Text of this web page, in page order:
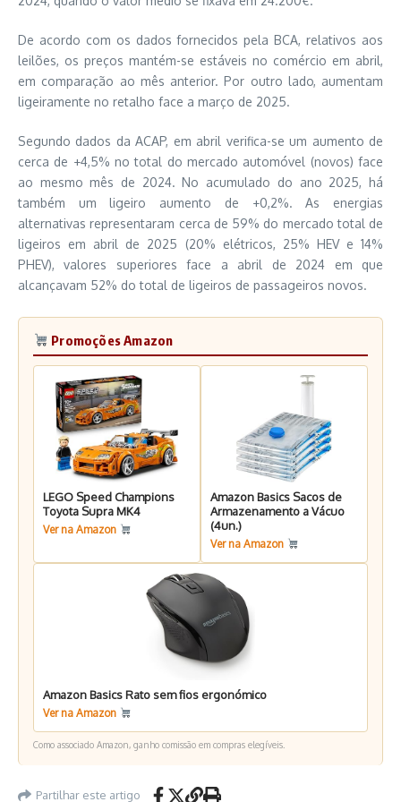
De acordo com os dados fornecidos pela BCA, relativos aos
leilões, os preços mantém-se estáveis no comércio em abril,
em comparação ao mês anterior. Por outro lado, aumentam
ligeiramente no retalho face a março de 2025.
Segundo dados da ACAP, em abril verifica-se um aumento de
cerca de +4,5% no total do mercado automóvel (novos) face
ao mesmo mês de 2024. No acumulado do ano 2025, há
também um ligeiro aumento de +0,2%. As energias
alternativas representaram cerca de 59% do mercado total de
ligeiros em abril de 2025 (20% elétricos, 25% HEV e 14%
PHEV), valores superiores face a abril de 2024 em que
alcançavam 52% do total de ligeiros de passageiros novos.
Promoções Amazon
LEGO Speed Champions
Toyota Supra MK4
Ver na Amazon
Amazon Basics Sacos de
Armazenamento a Vácuo
(4un.)
Ver na Amazon
Amazon Basics Rato sem fios ergonómico
Ver na Amazon
Como associado Amazon, ganho comissão em compras elegíveis.
Partilhar este artigo